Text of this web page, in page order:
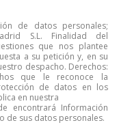
de datos personales;
S.L. Finalidad del
que nos plantee
a su petición y, en su
despacho. Derechos:
que le reconoce la
de datos en los
en nuestra
encontrará Información
de sus datos personales.